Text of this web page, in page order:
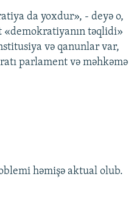
da yoxdur», - deyə o,
«demokratiyanın təqlidi»
və qanunlar var,
parlament və məhkəmə
həmişə aktual olub.